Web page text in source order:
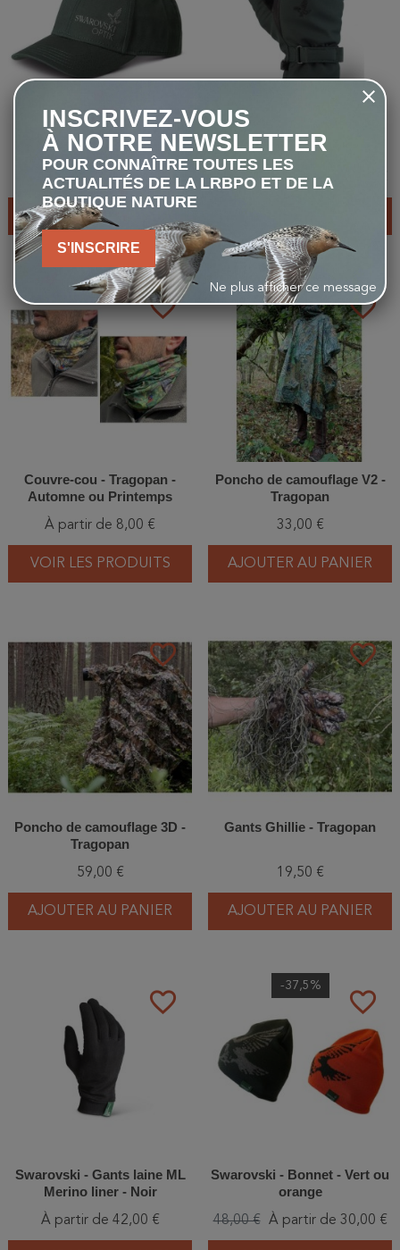
Swarovski - SC casquette -
Vert
38,00 €
AJOUTER AU PANIER
Swarovski - Gants IG gants
thermiques - Vert foncé
96,00 € À partir de 48,00 €
favorite_border
Couvre-cou - Tragopan -
Automne ou Printemps
À partir de 8,00 €
VOIR LES PRODUITS
favorite_border
Poncho de camouflage V2 -
Tragopan
33,00 €
AJOUTER AU PANIER
favorite_border
Poncho de camouflage 3D -
Tragopan
59,00 €
AJOUTER AU PANIER
favorite_border
Gants Ghillie - Tragopan
19,50 €
AJOUTER AU PANIER
favorite_border
Swarovski - Gants laine ML
Merino liner - Noir
À partir de 42,00 €
favorite_border
-37,5%
Swarovski - Bonnet - Vert ou
orange
48,00 € À partir de 30,00 €
INSCRIVEZ-VOUS
À NOTRE NEWSLETTER
POUR CONNAÎTRE TOUTES LES
ACTUALITÉS DE LA LRBPO ET DE LA
BOUTIQUE NATURE
S'INSCRIRE
Ne plus afficher ce message